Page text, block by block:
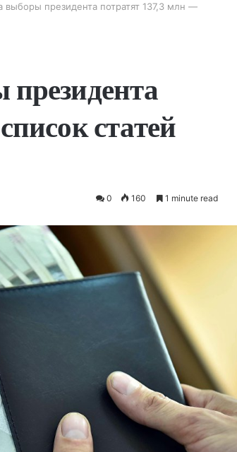
президента потратят 137,3 млн —
статей
0 160 1 minute read